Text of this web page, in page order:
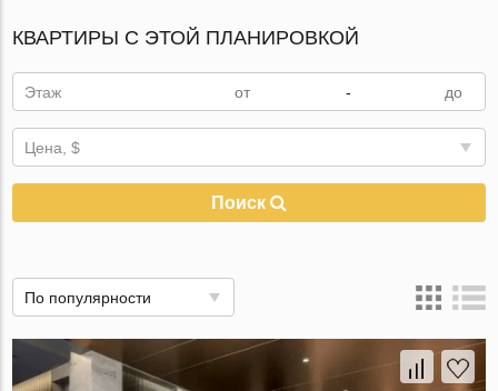
КВАРТИРЫ С ЭТОЙ ПЛАНИРОВКОЙ
Этаж -
Цена, $
Поиск
По популярности